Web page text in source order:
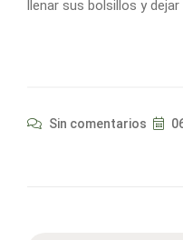
llenar sus bolsillos y
Sin comentarios